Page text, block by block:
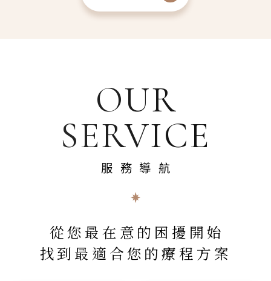
OUR
SERVICE
服務導航
從您最在意的困擾開始
找到最適合您的療程方案